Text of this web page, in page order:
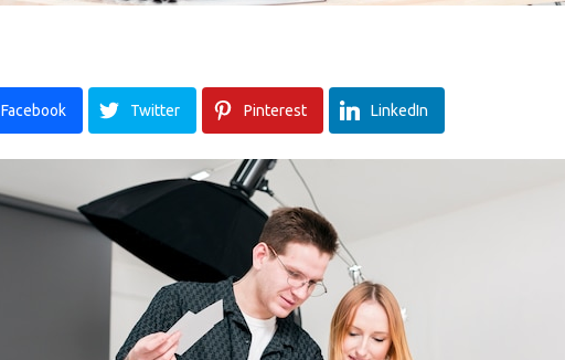
Facebook Twitter Pinterest LinkedIn